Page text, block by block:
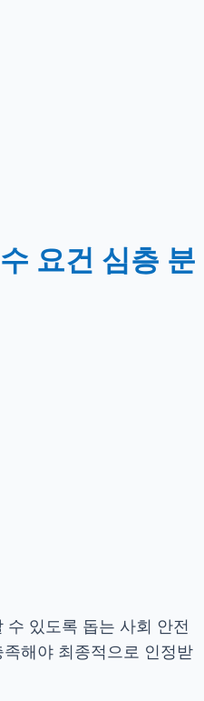
요건 심층 분
있도록 돕는 사회 안전
족해야 최종적으로 인정받